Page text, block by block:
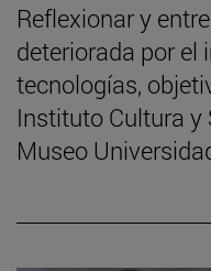
Reflexionar y
deteriorada por el
tecnologías,
Instituto Cultura y
Museo